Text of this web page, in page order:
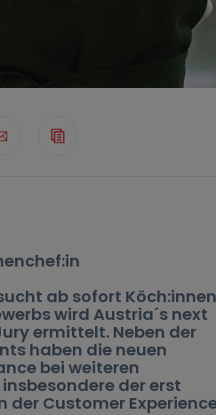
ab sofort Köch:innen
wird Austria´s next
ermittelt. Neben der
haben die neuen
bei weiteren
der erst
der Customer